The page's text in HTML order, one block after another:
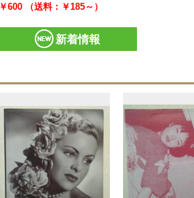
￥600 （送料：￥185～）
新着情報